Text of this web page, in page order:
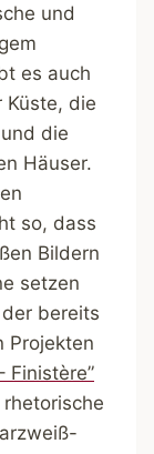
und
es auch
Küste, die
die
Häuser.
so, dass
Bildern
setzen
bereits
Projekten
Finistère”